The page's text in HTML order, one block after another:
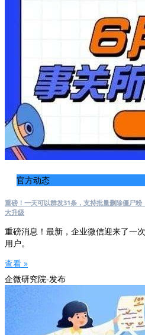
官方动态
重磅！一天可以群发31条，支持批量删除僵尸
大升级
重磅消息！最新，企业微信迎来了一
用户。
查看 »
企微研究院-发布